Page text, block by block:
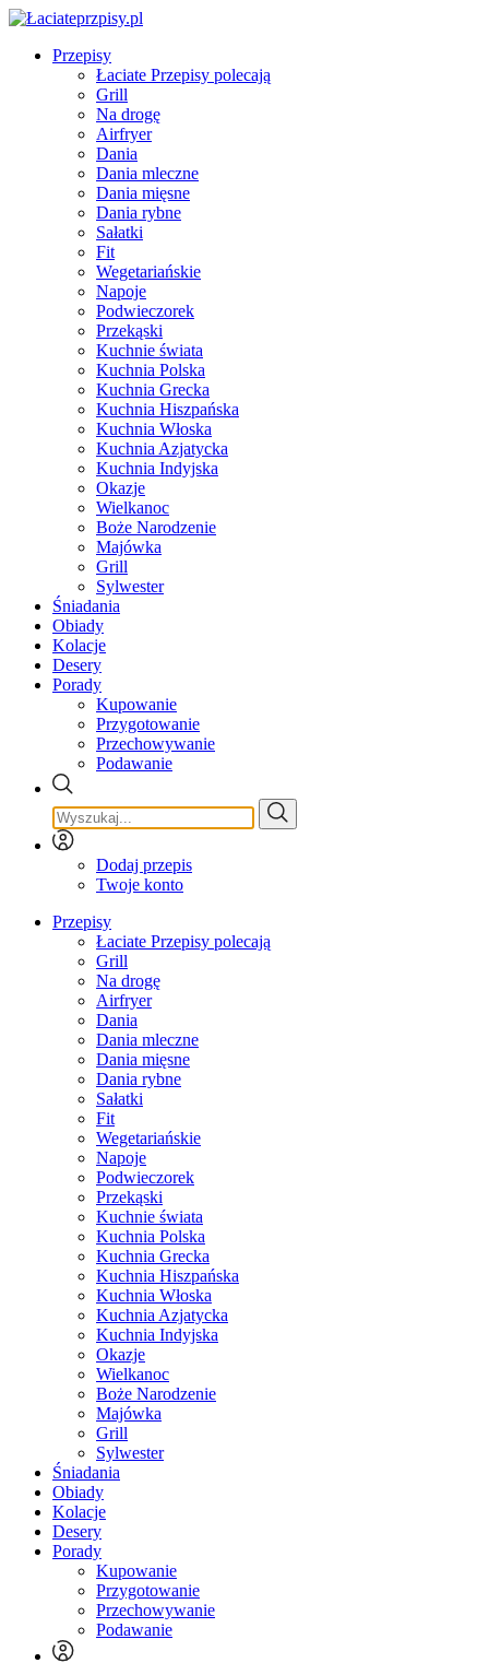
Przepisy
Łaciate Przepisy polecają
Grill
Na drogę
Airfryer
Dania
Dania mleczne
Dania mięsne
Dania rybne
Sałatki
Fit
Wegetariańskie
Napoje
Podwieczorek
Przekąski
Kuchnie świata
Kuchnia Polska
Kuchnia Grecka
Kuchnia Hiszpańska
Kuchnia Włoska
Kuchnia Azjatycka
Kuchnia Indyjska
Okazje
Wielkanoc
Boże Narodzenie
Majówka
Grill
Sylwester
Śniadania
Obiady
Kolacje
Desery
Porady
Kupowanie
Przygotowanie
Przechowywanie
Podawanie
Dodaj przepis
Twoje konto
Przepisy
Łaciate Przepisy polecają
Grill
Na drogę
Airfryer
Dania
Dania mleczne
Dania mięsne
Dania rybne
Sałatki
Fit
Wegetariańskie
Napoje
Podwieczorek
Przekąski
Kuchnie świata
Kuchnia Polska
Kuchnia Grecka
Kuchnia Hiszpańska
Kuchnia Włoska
Kuchnia Azjatycka
Kuchnia Indyjska
Okazje
Wielkanoc
Boże Narodzenie
Majówka
Grill
Sylwester
Śniadania
Obiady
Kolacje
Desery
Porady
Kupowanie
Przygotowanie
Przechowywanie
Podawanie